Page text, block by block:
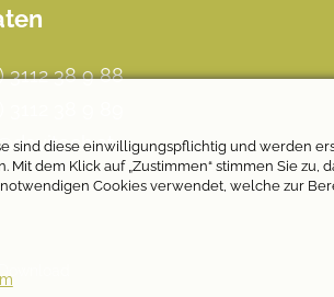
3112 38 9 88
diese einwilligungspflichtig und werden
dem Klick auf „Zustimmen“ stimmen Sie zu,
Cookies verwendet, welche zur